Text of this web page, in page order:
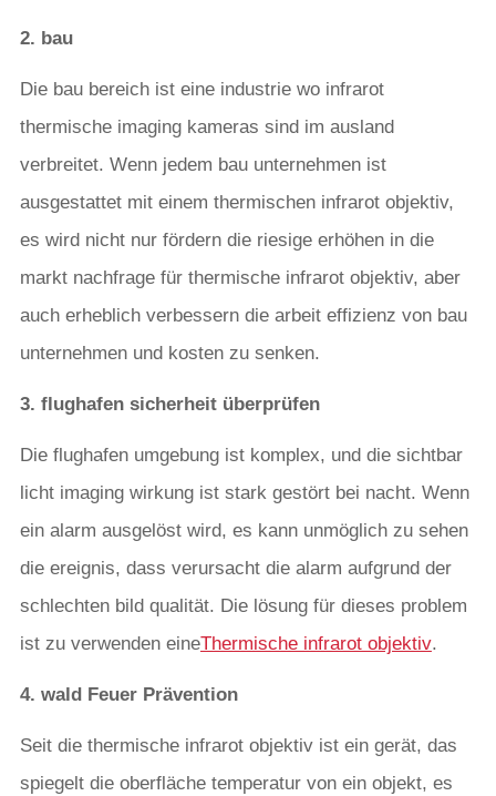
2. bau
Die bau bereich ist eine industrie wo infrarot
thermische imaging kameras sind im ausland
verbreitet. Wenn jedem bau unternehmen ist
ausgestattet mit einem thermischen infrarot objektiv,
es wird nicht nur fördern die riesige erhöhen in die
markt nachfrage für thermische infrarot objektiv, aber
auch erheblich verbessern die arbeit effizienz von bau
unternehmen und kosten zu senken.
3. flughafen sicherheit überprüfen
Die flughafen umgebung ist komplex, und die sichtbar
licht imaging wirkung ist stark gestört bei nacht. Wenn
ein alarm ausgelöst wird, es kann unmöglich zu sehen
die ereignis, dass verursacht die alarm aufgrund der
schlechten bild qualität. Die lösung für dieses problem
ist zu verwenden eineThermische infrarot objektiv.
4. wald Feuer Prävention
Seit die thermische infrarot objektiv ist ein gerät, das
spiegelt die oberfläche temperatur von ein objekt, es